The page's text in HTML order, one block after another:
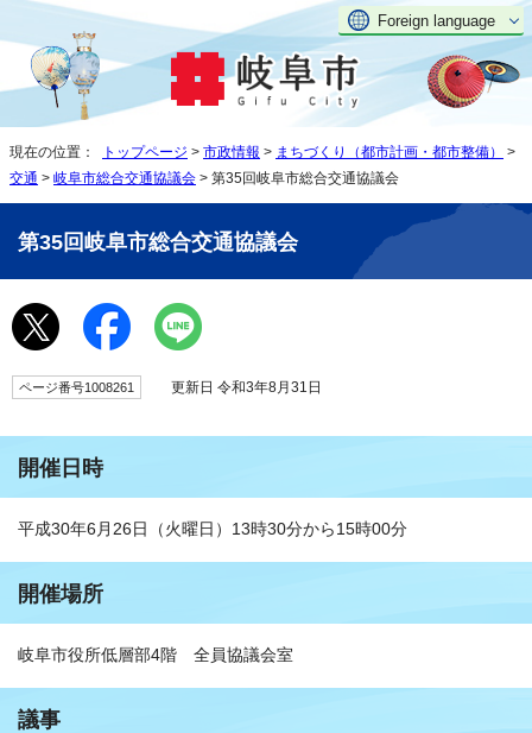
Foreign language
現在の位置： トップページ > 市政情報 > まちづくり（都市計画・都市整備）
>
交通 > 岐阜市総合交通協議会 > 第35回岐阜市総合交通協議会
第35回岐阜市総合交通協議会
ページ番号1008261 更新日 令和3年8月31日
開催日時
平成30年6月26日（火曜日）13時30分から15時00分
開催場所
岐阜市役所低層部4階 全員協議会室
議事